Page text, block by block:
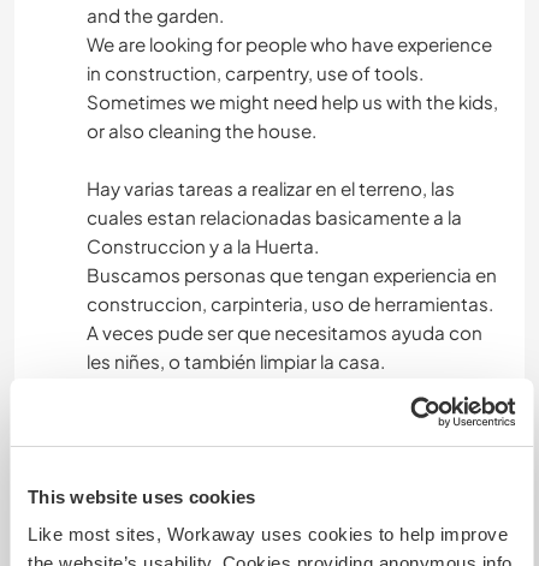
This website uses cookies
Like most sites, Workaway uses cookies to help improve
and the garden.
We are looking for people who have experience
in construction, carpentry, use of tools.
Sometimes we might need help us with the kids,
or also cleaning the house.
Hay varias tareas a realizar en el terreno, las
cuales estan relacionadas basicamente a la
Construccion y a la Huerta.
Buscamos personas que tengan experiencia en
construccion, carpinteria, uso de herramientas.
A veces pude ser que necesitamos ayuda con
les niñes, o también limpiar la casa.
Languages spoken
German: Fluent
Spanish: Fluent
English: Intermediate